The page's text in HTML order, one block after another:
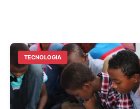
TECNOLOGIA